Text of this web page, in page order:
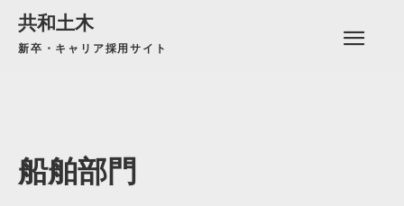
共和土木
新卒・キャリア採用サイト
船舶部門